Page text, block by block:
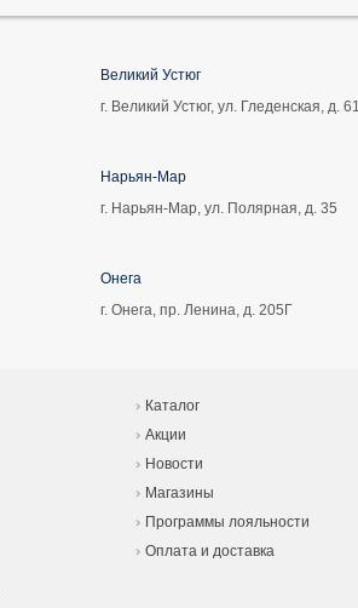
Великий Устюг
г. Великий Устюг, ул. Гледенская, д. 61
Нарьян-Мар
г. Нарьян-Мар, ул. Полярная, д. 35
Онега
г. Онега, пр. Ленина, д. 205Г
Каталог
Акции
Новости
Магазины
Программы лояльности
Оплата и доставка